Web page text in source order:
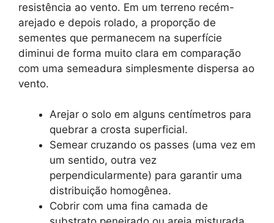
resistência ao vento. Em um terreno recém-
arejado e depois rolado, a proporção de
sementes que permanecem na superfície
diminui de forma muito clara em comparação
com uma semeadura simplesmente dispersa ao
vento.
Arejar o solo em alguns centímetros para
quebrar a crosta superficial.
Semear cruzando os passes (uma vez em
um sentido, outra vez
perpendicularmente) para garantir uma
distribuição homogênea.
Cobrir com uma fina camada de